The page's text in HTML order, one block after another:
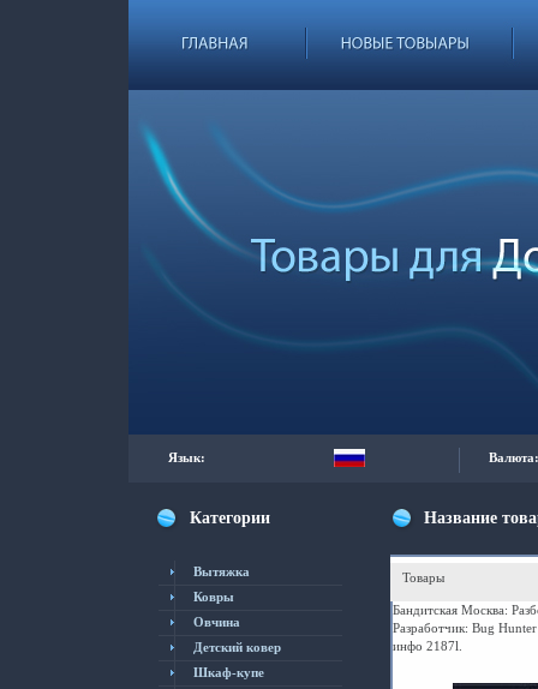
Язык: Валюта:
Категории
Вытяжка
Ковры
Овчина
Детский ковер
Шкаф-купе
Название
Товары
Бандитская Москва:
Разработчик: Bug
инфо 2187l.